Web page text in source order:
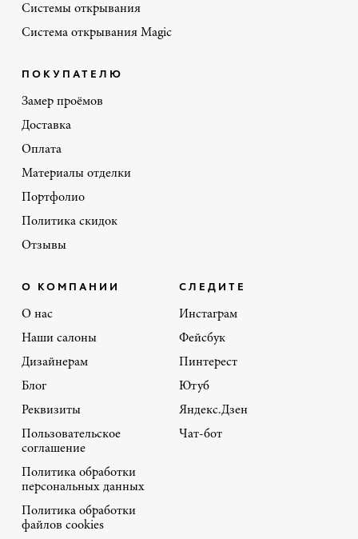
Системы открывания
Система открывания Magic
ПОКУПАТЕЛЮ
Замер проёмов
Доставка
Оплата
Материалы отделки
Портфолио
Политика скидок
Отзывы
О КОМПАНИИ
О нас
Наши салоны
Дизайнерам
Блог
Реквизиты
Пользовательское
соглашение
Политика обработки
персональных данных
Политика обработки
файлов cookies
СЛЕДИТЕ
Инстаграм
Фейсбук
Пинтерест
Ютуб
Яндекс.Дзен
Чат-бот